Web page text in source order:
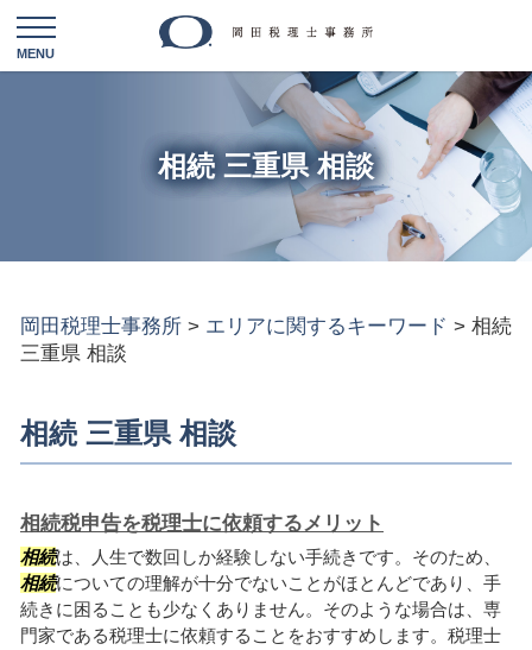
相続 三重県 相談
岡田税理士事務所 > エリアに関するキーワード > 相続
三重県 相談
相続 三重県 相談
相続税申告を税理士に依頼するメリット
相続は、人生で数回しか経験しない手続きです。そのため、
相続についての理解が十分でないことがほとんどであり、手
続きに困ることも少なくありません。そのような場合は、専
門家である税理士に依頼することをおすすめします。税理士